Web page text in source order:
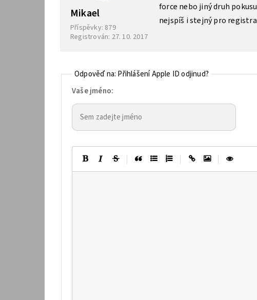
Mikael
Příspěvky: 879
Registrován: 27. 10. 2017
force nebo jiný druh
nejspíš i stejný pro
Odpověď na: Přihlášení Apple ID odjinud?
Vaše jméno: